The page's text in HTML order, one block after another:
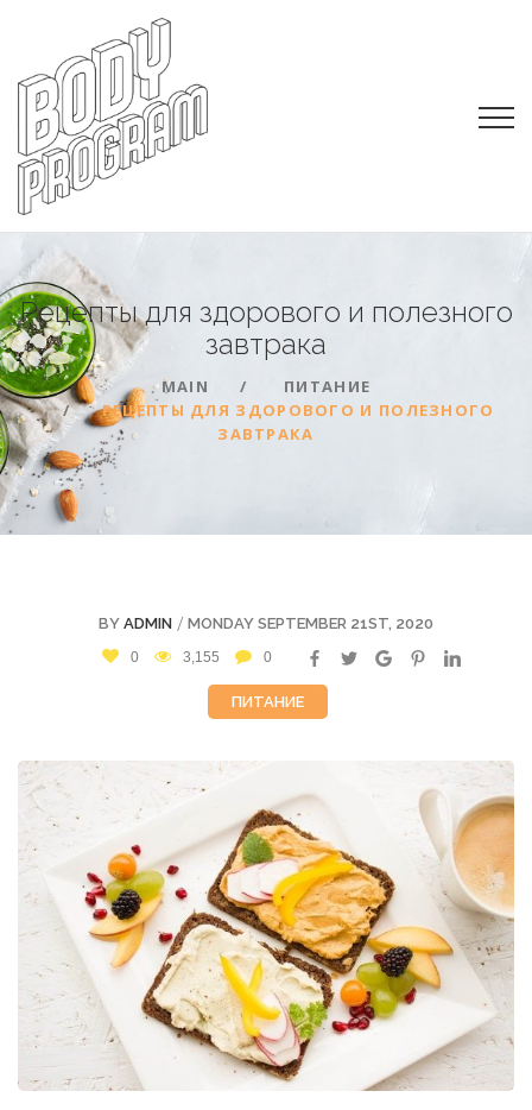
Рецепты для здорового и полезного
завтрака
MAIN
ПИТАНИЕ
РЕЦЕПТЫ ДЛЯ ЗДОРОВОГО И ПОЛЕЗНОГО
ЗАВТРАКА
BY ADMIN / MONDAY SEPTEMBER 21ST, 2020
0 3,155 0
ПИТАНИЕ